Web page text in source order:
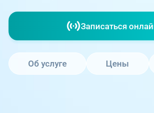
+7 (351) 220-00-03
Записаться
Об услуге Цены